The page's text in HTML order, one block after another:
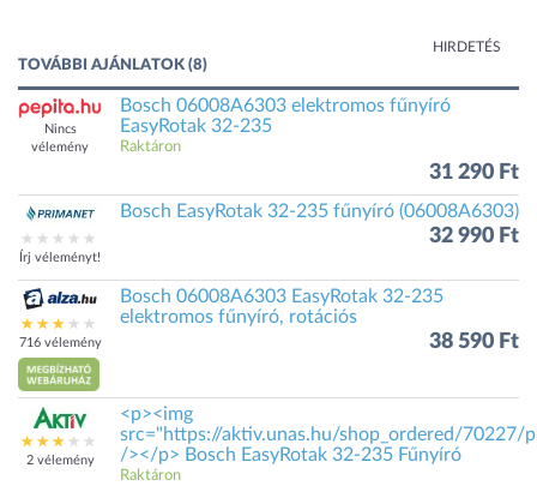
HIRDETÉS
TOVÁBBI AJÁNLATOK (8)
Nincs
vélemény
Bosch 06008A6303 elektromos fűnyíró
EasyRotak 32-235
Raktáron
31 290 Ft
Írj véleményt!
Bosch EasyRotak 32-235 fűnyíró (06008A6303)
32 990 Ft
716 vélemény
Bosch 06008A6303 EasyRotak 32-235
elektromos fűnyíró, rotációs
38 590 Ft
2 vélemény
<p><img
src="https://aktiv.unas.hu/shop_ordered/70227/
/></p> Bosch EasyRotak 32-235 Fűnyíró
Raktáron